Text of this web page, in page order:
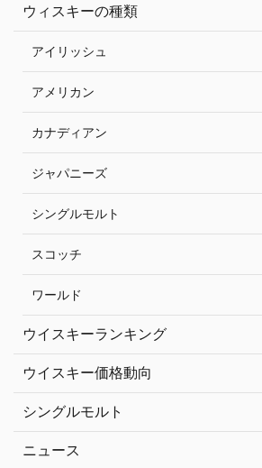
ウィスキーの種類
アイリッシュ
アメリカン
カナディアン
ジャパニーズ
シングルモルト
スコッチ
ワールド
ウイスキーランキング
ウイスキー価格動向
シングルモルト
ニュース